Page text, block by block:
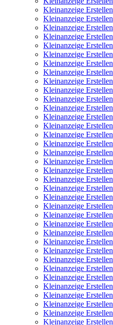
Kleinanzeige Erstellen
Kleinanzeige Erstellen
Kleinanzeige Erstellen
Kleinanzeige Erstellen
Kleinanzeige Erstellen
Kleinanzeige Erstellen
Kleinanzeige Erstellen
Kleinanzeige Erstellen
Kleinanzeige Erstellen
Kleinanzeige Erstellen
Kleinanzeige Erstellen
Kleinanzeige Erstellen
Kleinanzeige Erstellen
Kleinanzeige Erstellen
Kleinanzeige Erstellen
Kleinanzeige Erstellen
Kleinanzeige Erstellen
Kleinanzeige Erstellen
Kleinanzeige Erstellen
Kleinanzeige Erstellen
Kleinanzeige Erstellen
Kleinanzeige Erstellen
Kleinanzeige Erstellen
Kleinanzeige Erstellen
Kleinanzeige Erstellen
Kleinanzeige Erstellen
Kleinanzeige Erstellen
Kleinanzeige Erstellen
Kleinanzeige Erstellen
Kleinanzeige Erstellen
Kleinanzeige Erstellen
Kleinanzeige Erstellen
Kleinanzeige Erstellen
Kleinanzeige Erstellen
Kleinanzeige Erstellen
Kleinanzeige Erstellen